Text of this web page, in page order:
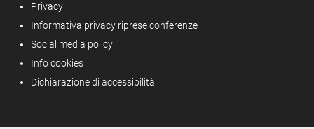
Privacy
Informativa privacy riprese conferenze
Social media policy
Info cookies
Dichiarazione di accessibilità